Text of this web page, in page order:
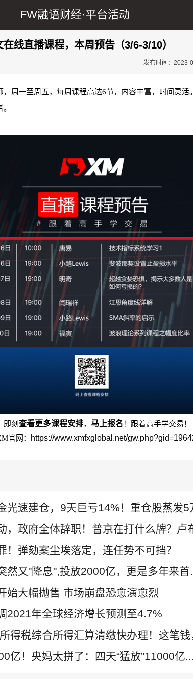
FW融语财经·平台活动
线直播课程，本周预告（3/6-3/10）
发布时间：2023-
，周一至周五，每周课程高达6节，内容丰富，时间灵活
即刻查看更多课程安排， 马上报名 ！跟着高手学交易 ！
M官网： https://www.xmfxglobal.net/
光速建仓，9天巨亏14%！重仓股蒸发5
，政府全体辞职！普京在打什么牌？卢
！弹劾案尘埃落定，连任势不可挡？
然又"降息",投放2000亿，更是多年来首
始大幅抛售 市场崩盘恐愈演愈烈
2021年全球经济增长预测至4.7%
得税综合所得汇算清缴快办理！这笔
亿！央妈太拼了：四天“猛放”11000亿